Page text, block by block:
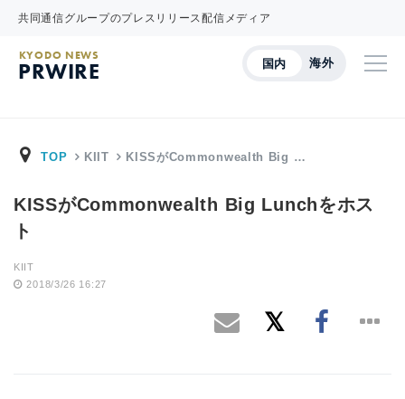
共同通信グループのプレスリリース配信メディア
国内 海外
KYODO NEWS
PRWIRE
TOP KIIT KISSがCommonwealth Big …
KISSがCommonwealth Big Lunchをホス
ト
KIIT
2018/3/26 16:27